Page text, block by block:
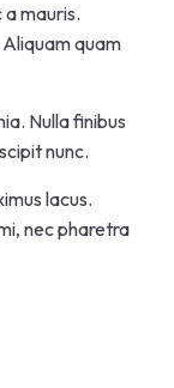
mauris.
quam
Nulla finibus
nunc.
lacus.
nec pharetra